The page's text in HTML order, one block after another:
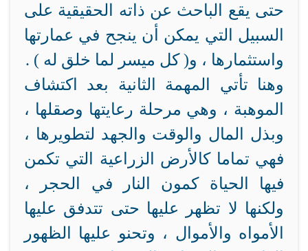
حتى يقع الباحث عن ذاته الحقيقية على
السبيل التي يمكن أن ينجح في عمارتها
واستثمارها ، و( كل ميسر لما خلق له ) .
وهنا تأتي المهمة الثانية بعد اكتشاف
الموهبة ، وهي مرحلة رعايتها وصقلها ،
وبذل المال والوقت والجهد لتطويرها ،
فهي تماما كالأرض الزراعية التي تكمن
فيها الحياة كمون النار في الحجر ،
ولكنها لا تظهر عليها حتى تتدفق عليها
الأمواه والأموال ، وتحنو عليها الظهور